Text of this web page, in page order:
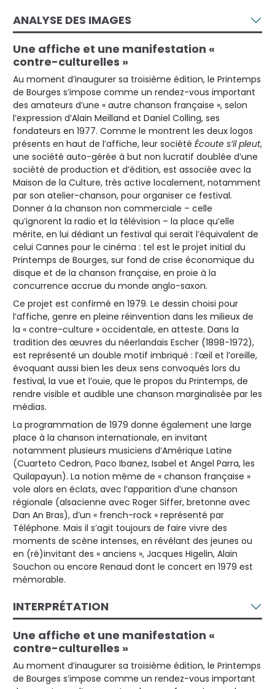
ANALYSE DES IMAGES
Une affiche et une manifestation «
contre-culturelles »
Au moment d’inaugurer sa troisième édition, le Printemps
de Bourges s’impose comme un rendez-vous important
des amateurs d’une « autre chanson française », selon
l’expression d’Alain Meilland et Daniel Colling, ses
fondateurs en 1977. Comme le montrent les deux logos
présents en haut de l’affiche, leur société Écoute s’il pleut,
une société auto-gérée à but non lucratif doublée d’une
société de production et d’édition, est associée avec la
Maison de la Culture, très active localement, notamment
par son atelier-chanson, pour organiser ce festival.
Donner à la chanson non commerciale – celle
qu’ignorent la radio et la télévision – la place qu’elle
mérite, en lui dédiant un festival qui serait l’équivalent de
celui Cannes pour le cinéma : tel est le projet initial du
Printemps de Bourges, sur fond de crise économique du
disque et de la chanson française, en proie à la
concurrence accrue du monde anglo-saxon.
Ce projet est confirmé en 1979. Le dessin choisi pour
l’affiche, genre en pleine réinvention dans les milieux de
la « contre-culture » occidentale, en atteste. Dans la
tradition des œuvres du néerlandais Escher (1898-1972),
est représenté un double motif imbriqué : l’œil et l’oreille,
évoquant aussi bien les deux sens convoqués lors du
festival, la vue et l’ouïe, que le propos du Printemps, de
rendre visible et audible une chanson marginalisée par les
médias.
La programmation de 1979 donne également une large
place à la chanson internationale, en invitant
notamment plusieurs musiciens d’Amérique Latine
(Cuarteto Cedron, Paco Ibanez, Isabel et Angel Parra, les
Quilapayun). La notion même de « chanson française »
vole alors en éclats, avec l’apparition d’une chanson
régionale (alsacienne avec Roger Siffer, bretonne avec
Dan An Bras), d’un « french-rock » représenté par
Téléphone. Mais il s’agit toujours de faire vivre des
moments de scène intenses, en révélant des jeunes ou
en (ré)invitant des « anciens », Jacques Higelin, Alain
Souchon ou encore Renaud dont le concert en 1979 est
mémorable.
INTERPRÉTATION
Une affiche et une manifestation «
contre-culturelles »
Au moment d’inaugurer sa troisième édition, le Printemps
de Bourges s’impose comme un rendez-vous important